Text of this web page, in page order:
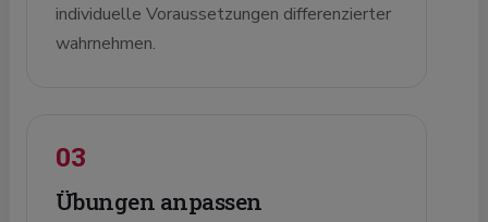
individuelle Voraussetzungen differenzierter
wahrnehmen.
03
Übungen anpassen